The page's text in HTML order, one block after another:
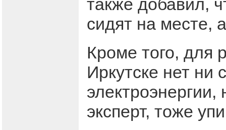
также добавил,
сидят на месте,
Кроме того, для
Иркутске нет
эксперт, тоже